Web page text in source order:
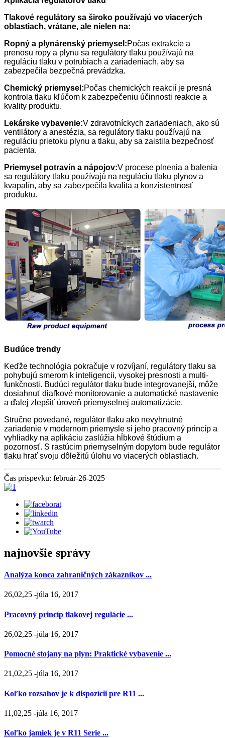
Tlakové regulátory sa široko používajú vo viacerých
oblastiach, vrátane, ale nielen na:
Ropný a plynárenský priemysel:Počas extrakcie a
prenosu ropy a plynu sa regulátory tlaku používajú na
reguláciu tlaku v potrubiach a zariadeniach, aby sa
zabezpečila bezpečná prevádzka.
Chemický priemysel:Počas chemických reakcií je presná
kontrola tlaku kľúčom k zabezpečeniu účinnosti reakcie a
kvality produktu.
Lekárske vybavenie:V zdravotníckych zariadeniach, ako sú
ventilátory a anestézia, sa regulátory tlaku používajú na
reguláciu prietoku plynu a tlaku, aby sa zaistila bezpečnosť
pacienta.
Priemysel potravín a nápojov:V procese plnenia a balenia
sa regulátory tlaku používajú na reguláciu tlaku plynov a
kvapalín, aby sa zabezpečila kvalita a konzistentnosť
produktu.
Budúce trendy
Keďže technológia pokračuje v rozvíjaní, regulátory tlaku sa
pohybujú smerom k inteligencii, vysokej presnosti a multi-
funkčnosti. Budúci regulátor tlaku bude integrovanejší, môže
dosiahnuť diaľkové monitorovanie a automatické nastavenie
a ďalej zlepšiť úroveň priemyselnej automatizácie.
Stručne povedané, regulátor tlaku ako nevyhnutné
zariadenie v modernom priemysle si jeho pracovný princíp a
vyhliadky na aplikáciu zaslúžia hĺbkové štúdium a
pozornosť. S rastúcim priemyselným dopytom bude regulátor
tlaku hrať svoju dôležitú úlohu vo viacerých oblastiach.
Čas príspevku: február-26-2025
najnovšie správy
Analýza konca zahraničných zákazníkov ...
26,02,25 -júla 16, 2017
Pracovný princíp tlakovej regulácie ...
26,02,25 -júla 16, 2017
Pomocné stojany na plyn: Praktické vybavenie ...
21,02,25 -júla 16, 2017
Koľko rozsahov je k dispozícii pre R11 ...
11,02,25 -júla 16, 2017
Koľko jamiek je v R11 Serie ...